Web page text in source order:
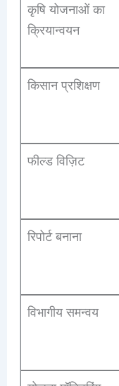
कृषि योजनाओं का
क्रियान्वयन
किसान प्रशिक्षण
फील्ड विज़िट
रिपोर्ट बनाना
विभागीय समन्वय